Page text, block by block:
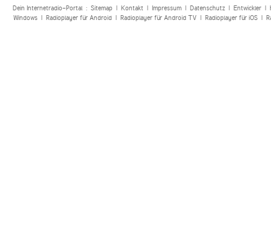
Dein Internetradio-Portal : Sitemap| Kontakt| Impressum| Datenschutz| Entwickler|
Windows| Radioplayer für Android| Radioplayer für Android TV| Radioplayer für iOS|